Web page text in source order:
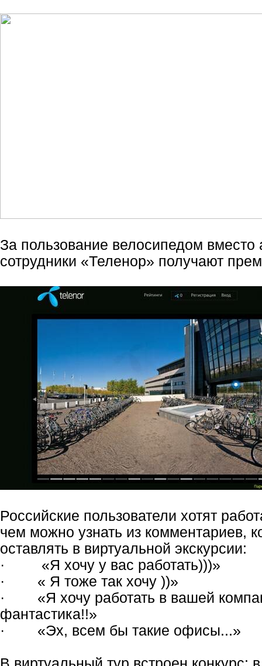
За пользование велосипедом вместо
сотрудники «Теленор» получают
Российские пользователи хотят
чем можно узнать из комментариев,
оставлять в виртуальной экскурсии:
·
«Я хочу у вас работать)))»
·
« Я тоже так хочу ))»
·
«Я хочу работать в вашей
фантастика!!»
·
«Эх, всем бы такие офисы...»